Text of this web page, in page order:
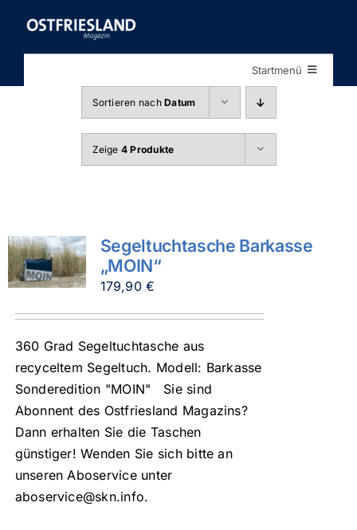
Inhalt
springen
Startmenü
Sortieren nachDatum
Zeige 4 Produkte
Segeltuchtasche Barkasse
„MOIN“
179,90€
360 Grad Segeltuchtasche aus
recyceltem Segeltuch. Modell: Barkasse
Sonderedition "MOIN" Sie sind
Abonnent des Ostfriesland Magazins?
Dann erhalten Sie die Taschen
günstiger! Wenden Sie sich bitte an
unseren Aboservice unter
aboservice@skn.info.